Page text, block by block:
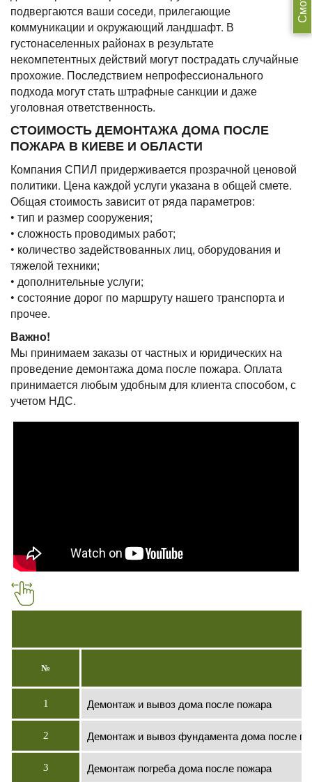
подвергаются ваши соседи, прилегающие
коммуникации и окружающий ландшафт. В
густонаселенных районах в результате
некомпетентных действий могут пострадать случайные
прохожие. Последствием непрофессионального
подхода могут стать штрафные санкции и даже
уголовная ответственность.
СТОИМОСТЬ ДЕМОНТАЖА ДОМА ПОСЛЕ
ПОЖАРА В КИЕВЕ И ОБЛАСТИ
Компания СПИЛ придерживается прозрачной ценовой
политики. Цена каждой услуги указана в общей смете.
Общая стоимость зависит от ряда параметров:
• тип и размер сооружения;
• сложность проводимых работ;
• количество задействованных лиц, оборудования и
тяжелой техники;
• дополнительные услуги;
• состояние дорог по маршруту нашего транспорта и
прочее.
Важно!
Мы принимаем заказы от частных и юридических на
проведение демонтажа дома после пожара. Оплата
принимается любым удобным для клиента способом, с
учетом НДС.
№
1 Демонтаж и вывоз дома после пожара
2 Демонтаж и вывоз фундамента дома после
3 Демонтаж погреба дома после пожара